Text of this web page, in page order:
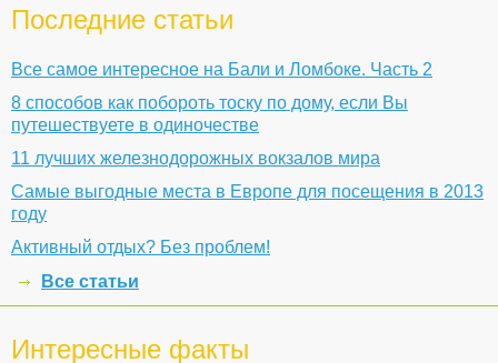
Последние статьи
Все самое интересное на Бали и Ломбоке. Часть 2
8 способов как побороть тоску по дому, если Вы
путешествуете в одиночестве
11 лучших железнодорожных вокзалов мира
Самые выгодные места в Европе для посещения в 2013
году
Активный отдых? Без проблем!
Все статьи
Интересные факты